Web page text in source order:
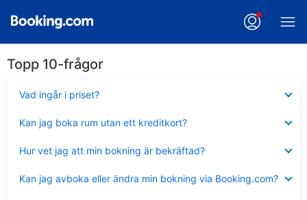
Topp 10-frågor
Vad ingår i priset?
mindre
Kan jag boka rum utan ett kreditkort?
mindre
Hur vet jag att min bokning är bekräftad?
mindre
Kan jag avboka eller ändra min bokning via Booking.com?
mindre